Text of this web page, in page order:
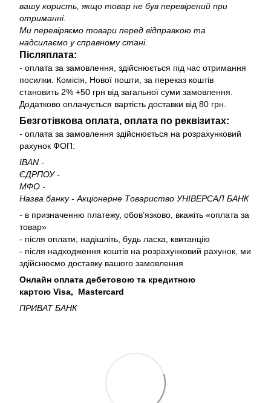
вашу користь, якщо товар не був перевірений при
отриманні.
Ми перевіряємо товари перед відправкою та
надсилаємо у справному стані.
Післяплата:
- оплата за замовлення, здійснюється під час отримання
посилки. Комісія, Нової пошти, за переказ коштів
становить 2% +50 грн від загальної суми замовлення.
Додатково оплачується вартість доставки від 80 грн.
Безготівкова оплата, оплата по реквізитах:
- оплата за замовлення здійснюється на розрахунковий
рахунок ФОП:
IBAN -
ЄДРПОУ -
МФО -
Назва банку - Акціонерне Товариство УНІВЕРСАЛ БАНК
- в призначенню платежу, обовʼязково, вкажіть «оплата за
товар»
- після оплати, надішліть, будь ласка, квитанцію
- після надходження коштів на розрахунковий рахунок, ми
здійснюємо доставку вашого замовлення
Онлайн оплата дебетовою та кредитною
картою Visa, Mastercard
ПРИВАТ БАНК